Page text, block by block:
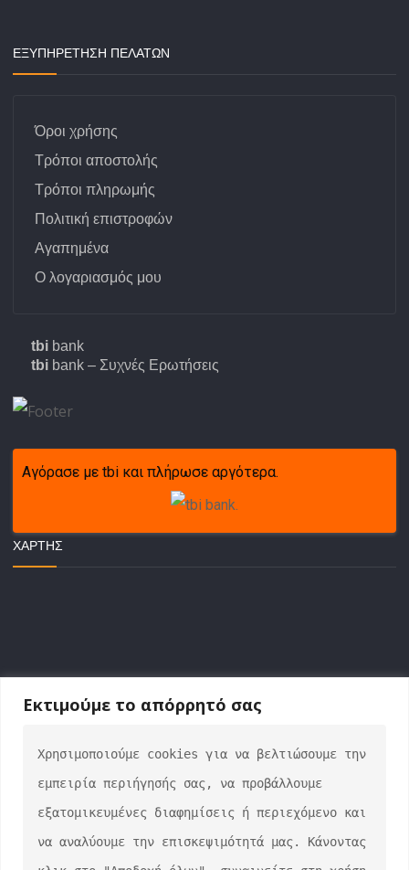
Εκτιμούμε το απόρρητό σας
Χρησιμοποιούμε cookies για να βελτιώσουμε την
εμπειρία περιήγησής σας, να προβάλλουμε
εξατομικευμένες διαφημίσεις ή περιεχόμενο και
να αναλύουμε την επισκεψιμότητά μας. Κάνοντας
ΕΞΥΠΗΡΕΤΗΣΗ ΠΕΛΑΤΩΝ
Όροι χρήσης
Τρόποι αποστολής
Τρόποι πληρωμής
Πολιτική επιστροφών
Αγαπημένα
Ο λογαριασμός μου
tbi bank
tbi bank – Συχνές Ερωτήσεις
Αγόρασε με tbi και πλήρωσε αργότερα.
ΧΆΡΤΗΣ
ΕΠΙΚΟΙΝΩΝΙΑ
info@auto-verse.gr
2108317227
Δευτέρα - Παρασκευή 09:00 - 17:00